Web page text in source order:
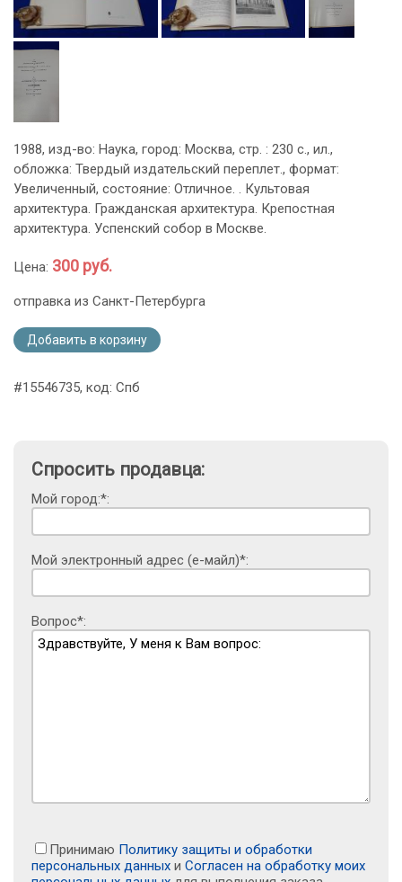
1988, изд-во: Наука, город: Москва, стр. : 230 с., ил.,
обложка: Твердый издательский переплет., формат:
Увеличенный, состояние: Отличное. . Культовая
архитектура. Гражданская архитектура. Крепостная
архитектура. Успенский собор в Москве.
Цена: 300 руб.
отправка из Санкт-Петербурга
Добавить в корзину
#15546735, код: Спб
Спросить продавца:
Мой город:*:
Мой электронный адрес (е-майл)*:
Вопрос*:
Принимаю Политику защиты и обработки
персональных данных и Согласен на обработку моих